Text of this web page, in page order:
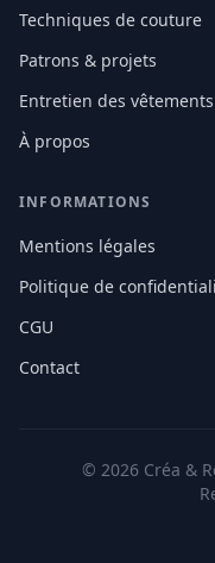
Techniques de couture
Patrons & projets
Entretien des vêtements
À propos
INFORMATIONS
Mentions légales
Politique de
CGU
Contact
© 2026 Créa &